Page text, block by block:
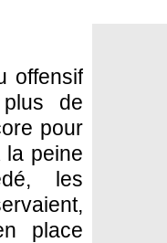
offensif
de
pour
peine
les
place